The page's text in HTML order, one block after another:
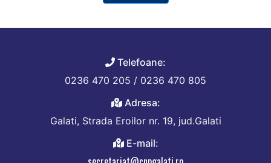
Telefoane:
0236 470 205 / 0236 470 805
Adresa:
Galati, Strada Eroilor nr. 19, jud.Galati
E-mail: